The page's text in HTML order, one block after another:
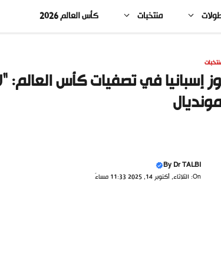
منتخبات كأس العالم 2026
إسبانيا في تصفيات كأس العالم:
ByDr TALBI
On: الثلاثاء, أكتوبر 14, 2025 11:33 مساءً